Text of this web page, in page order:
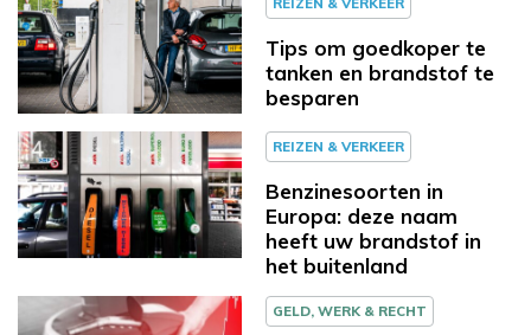
Tips om goedkoper te
tanken en brandstof te
besparen
REIZEN & VERKEER
Benzinesoorten in
Europa: deze naam
heeft uw brandstof in
het buitenland
GELD, WERK & RECHT